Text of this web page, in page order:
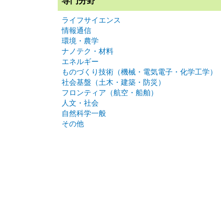
ライフサイエンス
情報通信
環境・農学
ナノテク・材料
エネルギー
ものづくり技術（機械・電気電子・化学工学）
社会基盤（土木・建築・防災）
フロンティア（航空・船舶）
人文・社会
自然科学一般
その他